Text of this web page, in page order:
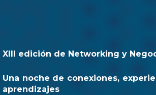
XIII edición de Networking y
Una noche de conexiones,
aprendizajes